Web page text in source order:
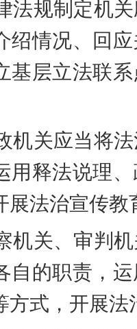
法规制定机关
绍情况、回
基层立法联
机关应当将法
用释法说理
展法治宣传教
机关、审判机
自的职责，
方式，开展法